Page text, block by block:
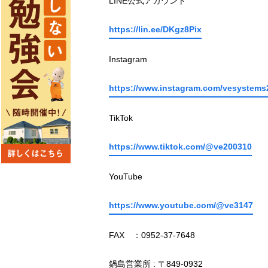
https://lin.ee/DKgz8Pix
Instagram
https://www.instagram.com/
TikTok
https://www.tiktok.com/@ve200310
YouTube
https://www.youtube.com/@ve3147
FAX ：0952-37-7648
鍋島営業所 : 〒849-0932